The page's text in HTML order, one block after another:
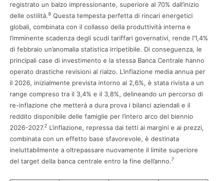
registrato un balzo impressionante, superiore al 70% dall’inizio
delle ostilità.8 Questa tempesta perfetta di rincari energetici
globali, combinata con il collasso della produttività interna e
l’imminente scadenza degli scudi tariffari governativi, rende l’1,4%
di febbraio un’anomalia statistica irripetibile. Di conseguenza, le
principali case di investimento e la stessa Banca Centrale hanno
operato drastiche revisioni al rialzo. L’inflazione media annua per
il 2026, inizialmente prevista intorno al 2,6%, è stata rivista a un
range compreso tra il 3,4% e il 3,8%, delineando un percorso di
re-inflazione che metterà a dura prova i bilanci aziendali e il
reddito disponibile delle famiglie per l’intero arco del biennio
2026-2027.2 L’inflazione, repressa dai tetti ai margini e ai prezzi,
combinata con un effetto base sfavorevole, è destinata
ineluttabilmente a oltrepassare nuovamente il limite superiore
del target della banca centrale entro la fine dell’anno.7